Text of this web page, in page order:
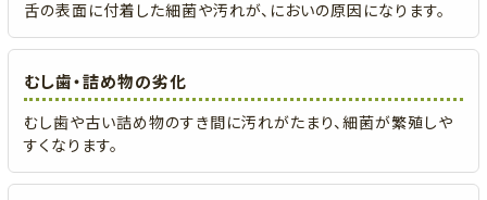
舌の表面に付着した細菌や汚れが、においの原因になります。
むし歯・詰め物の劣化
むし歯や古い詰め物のすき間に汚れがたまり、細菌が繁殖しや
すくなります。